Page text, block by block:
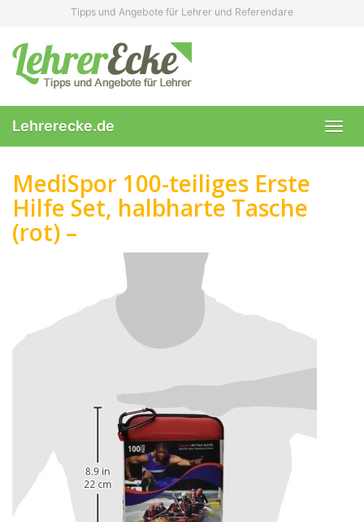
content
Tipps und Angebote für Lehrer und Referendare
Lehrerecke.de
MediSpor 100-teiliges Erste
Hilfe Set, halbharte Tasche
(rot) –